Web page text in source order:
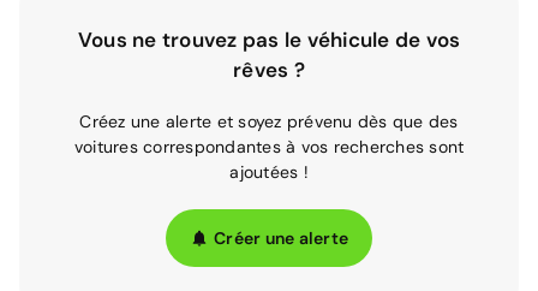
Vous ne trouvez pas le véhicule de vos
rêves ?
Créez une alerte et soyez prévenu dès que des
voitures correspondantes à vos recherches sont
ajoutées !
Créer une alerte